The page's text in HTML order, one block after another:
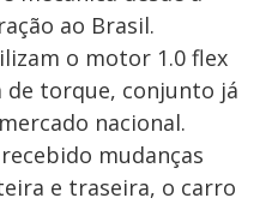
ao Brasil.
o motor 1.0 flex
de torque, conjunto já
nacional.
mudanças
e traseira, o carro